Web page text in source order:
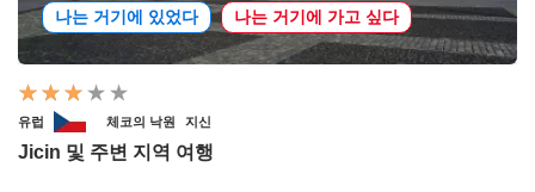
나는 거기에 있었다 나는 거기에 가고 싶다
유럽 체코의 낙원 지신
Jicin 및 주변 지역 여행